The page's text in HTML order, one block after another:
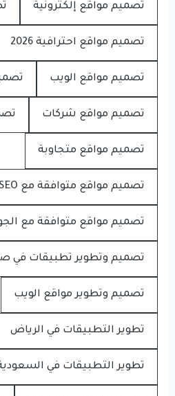
تصميم مواقع إلكترونية
تصميم مواقع احترافية 2026
تصميم مواقع الويب
تصميم مواقع شركات
تصميم مواقع متجاوبة
تصميم مواقع متوافقة مع SEO
تصميم مواقع متوافقة مع
تصميم وتطوير تطبيقات في
تصميم وتطوير مواقع الويب
تطوير التطبيقات في الرياض
تطوير التطبيقات في